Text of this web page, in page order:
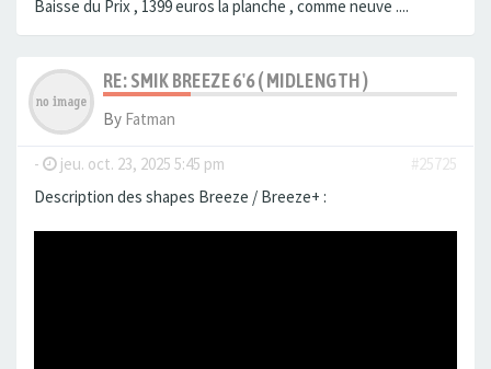
Baisse du Prix , 1399 euros la planche , comme neuve ....
RE: SMIK BREEZE 6'6 ( MIDLENGTH )
By Fatman
- jeu. oct. 23, 2025 5:45 pm
#25725
Description des shapes Breeze / Breeze+ :